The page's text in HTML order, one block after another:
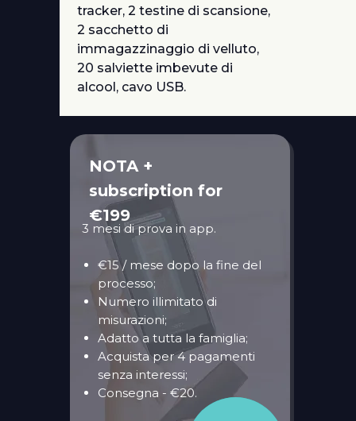
tracker, 2 testine di scansione,
2 sacchetto di
immagazzinaggio di velluto,
20 salviette imbevute di
alcool, cavo USB.
3 mesi di prova in app.
€15 / mese dopo la fine del
processo;
Numero illimitato di
misurazioni;
Adatto a tutta la famiglia;
Acquista per 4 pagamenti
senza interessi;
Consegna - €20.
NOTA +
subscription for
€199